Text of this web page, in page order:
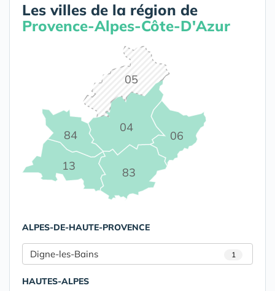
Les villes de la région de
Provence-Alpes-Côte-D'Azur
04
05
06
13 83
84
ALPES-DE-HAUTE-PROVENCE
Digne-les-Bains 1
HAUTES-ALPES